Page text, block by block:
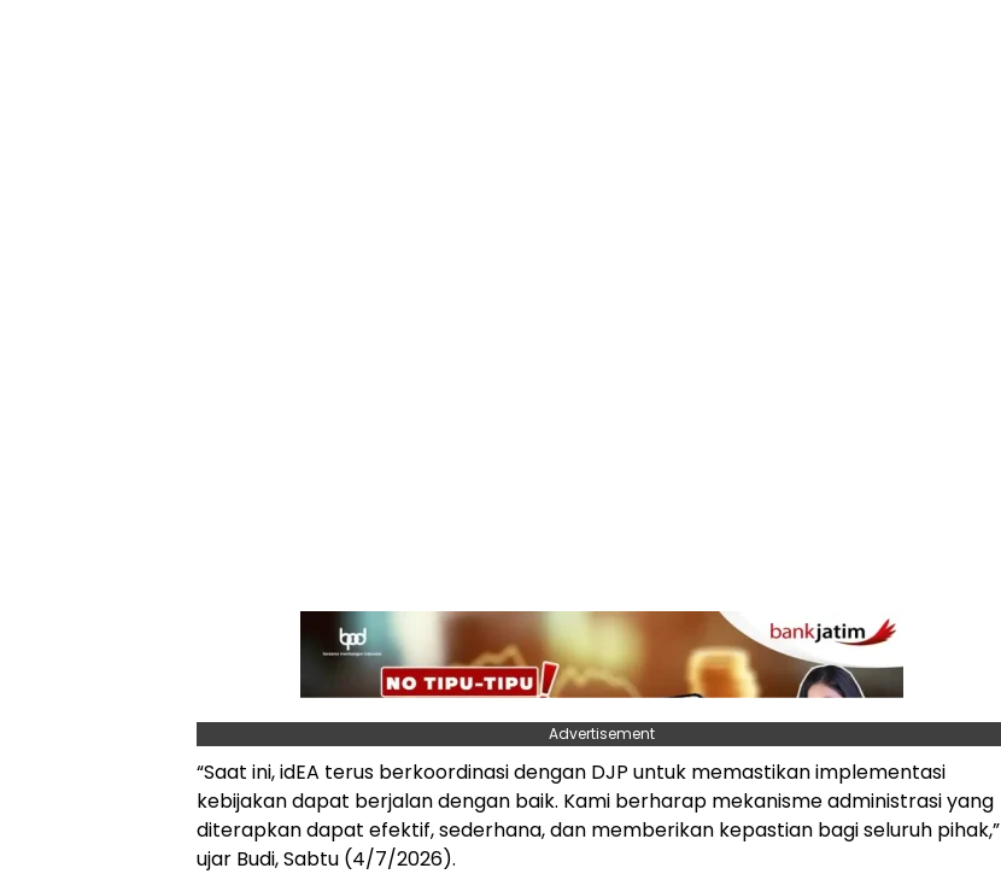
Advertisement
“Saat ini, idEA terus berkoordinasi dengan DJP untuk memastikan implementasi
kebijakan dapat berjalan dengan baik. Kami berharap mekanisme administrasi yang
diterapkan dapat efektif, sederhana, dan memberikan kepastian bagi seluruh pihak,”
ujar Budi, Sabtu (4/7/2026).